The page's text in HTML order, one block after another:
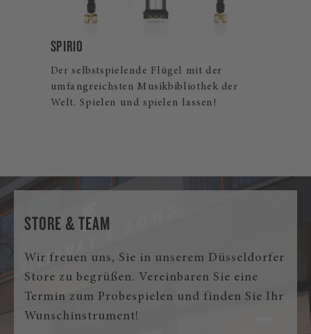
B-211
Der Steinway Flügelklassiker für Profis
und ambitionierte Hobbymusiker. Auch
als Steinway Spirio | r und Spirio Flügel
STORE & TEAM
Wir freuen uns, Sie in unserem Düsseldorfer
Store zu begrüßen. Vereinbaren Sie eine
Termin zum Probespielen und finden Sie Ihr
Wunschinstrument!